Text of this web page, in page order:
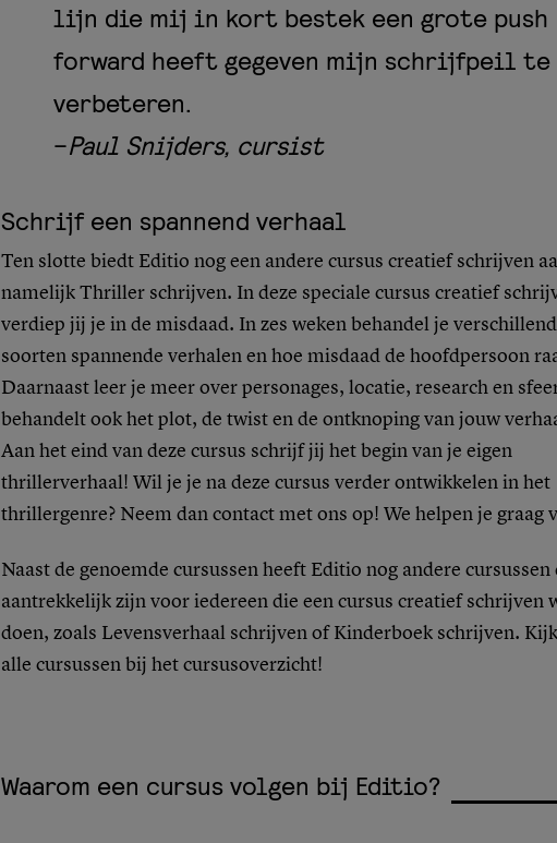
lijn die mij in kort bestek een grote push
forward heeft gegeven mijn schrijfpeil te
verbeteren.
–Paul Snijders, cursist
Schrijf een spannend verhaal
Ten slotte biedt Editio nog een andere cursus creatief schrijven
namelijk Thriller schrijven. In deze speciale cursus creatief
verdiep jij je in de misdaad. In zes weken behandel je
soorten spannende verhalen en hoe misdaad de hoofdpersoon
Daarnaast leer je meer over personages, locatie, research en
behandelt ook het plot, de twist en de ontknoping van jouw
Aan het eind van deze cursus schrijf jij het begin van je eigen
thrillerverhaal! Wil je je na deze cursus verder ontwikkelen in het
thrillergenre? Neem dan contact met ons op! We helpen je graag
Naast de genoemde cursussen heeft Editio nog andere cursussen
aantrekkelijk zijn voor iedereen die een cursus creatief schrijven
doen, zoals Levensverhaal schrijven of Kinderboek schrijven.
alle cursussen bij het cursusoverzicht!
Waarom een cursus volgen bij Editio?